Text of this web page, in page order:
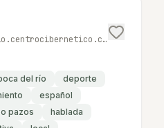
http://sgaudio.centrocibernetico.com/xeu
del río
deporte
español
pazos
hablada